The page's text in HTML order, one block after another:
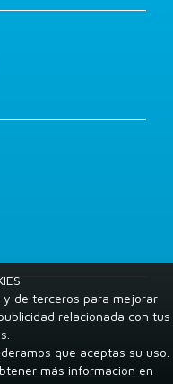
y de terceros para mejorar
relacionada con tus
que aceptas su uso.
más información en